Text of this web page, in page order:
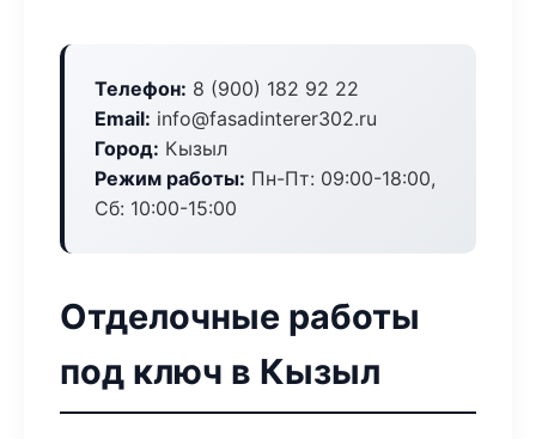
Телефон: 8 (900) 182 92 22
Email: info@fasadinterer302.ru
Город: Кызыл
Режим работы: Пн-Пт: 09:00-18:00,
Сб: 10:00-15:00
Отделочные работы
под ключ в Кызыл